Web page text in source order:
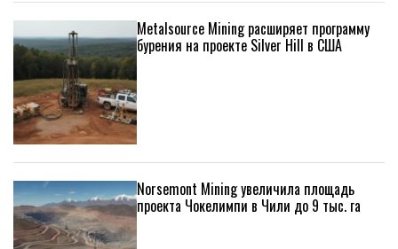
Metalsource Mining расширяет программу
бурения на проекте Silver Hill в США
Norsemont Mining увеличила площадь
проекта Чокелимпи в Чили до 9 тыс. га